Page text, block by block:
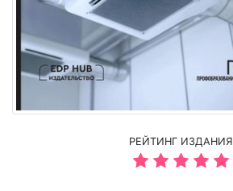
РЕЙТИНГ ИЗДАНИЯ